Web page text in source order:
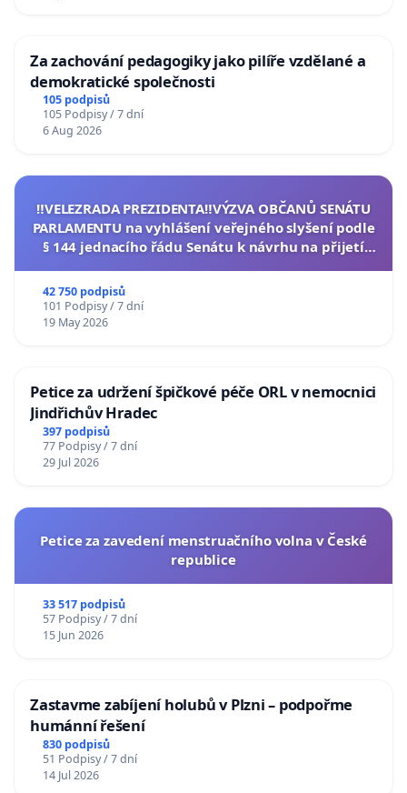
Za zachování pedagogiky jako pilíře vzdělané a
demokratické společnosti
105 podpisů
105 Podpisy / 7 dní
6 Aug 2026
‼️VELEZRADA PREZIDENTA‼️VÝZVA OBČANŮ SENÁTU
PARLAMENTU na vyhlášení veřejného slyšení podle
§ 144 jednacího řádu Senátu k návrhu na přijetí
42 750 podpisů
101 Podpisy / 7 dní
19 May 2026
Petice za udržení špičkové péče ORL v nemocnici
Jindřichův Hradec
397 podpisů
77 Podpisy / 7 dní
29 Jul 2026
Petice za zavedení menstruačního volna v České
republice
33 517 podpisů
57 Podpisy / 7 dní
15 Jun 2026
Zastavme zabíjení holubů v Plzni – podpořme
humánní řešení
830 podpisů
51 Podpisy / 7 dní
14 Jul 2026